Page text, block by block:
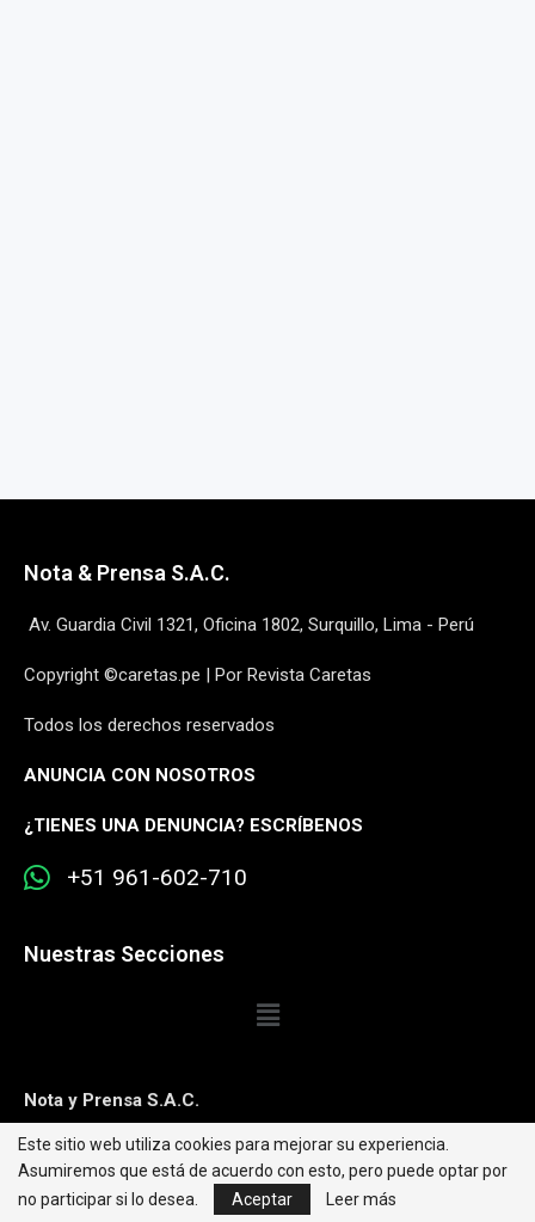
Nota & Prensa S.A.C.
Av. Guardia Civil 1321, Oficina 1802, Surquillo, Lima - Perú
Copyright ©caretas.pe | Por Revista Caretas
Todos los derechos reservados
ANUNCIA CON NOSOTROS
¿TIENES UNA DENUNCIA? ESCRÍBENOS
+51 961-602-710
Nuestras Secciones
Nota y Prensa S.A.C.
Contacto:editorweb@caretas.com.pe
Síguenos:
Este sitio web utiliza cookies para mejorar su experiencia.
Asumiremos que está de acuerdo con esto, pero puede optar por
no participar si lo desea.
Aceptar Leer más